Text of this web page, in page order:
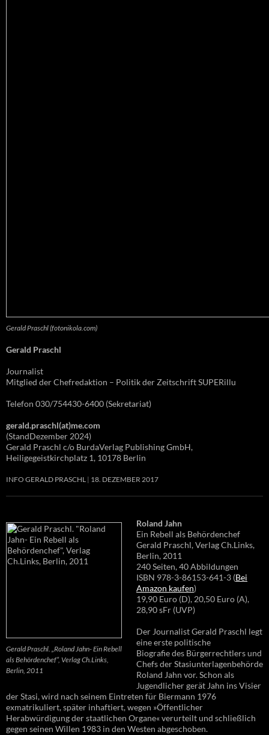
Gerald Praschl (fotonikola.com)
Gerald Praschl
Journalist
Mitglied der Chefredaktion – Politik der Zeitschrift SUPERillu
Telefon 030/754430-6400 (Sekretariat)
gerald.praschl(at)me.com
(StandDezember 2024)
Gerald Praschl c/o BurdaVerlag Publishing GmbH,
Heiligegeistkirchplatz 1, 10178 Berlin
INFO GERALD PRASCHL 18. DEZEMBER 2017
Gerald Praschl. „Roland Jahn- Ein Rebell
als Behördenchef“, Verlag Ch.Links,
Berlin, 2011
Roland Jahn
Ein Rebell als Behördenchef
Gerald Praschl, Verlag Ch.Links,
Berlin, 2011
240 Seiten, 40 Abbildungen
ISBN 978-3-86153-641-3 (Bei
Amazon kaufen)
19,90 Euro (D), 20,50 Euro (A),
28,90 sFr (UVP)
Der Journalist Gerald Praschl legt
eine erste politische
Biografie des Bürgerrechtlers und
Chefs der Stasiunterlagenbehörde
Roland Jahn vor. Schon als
Jugendlicher gerät Jahn ins Visier
der Stasi, wird nach seinem Eintreten für Biermann 1976
exmatrikuliert, später inhaftiert, wegen »Öffentlicher
Herabwürdigung der staatlichen Organe« verurteilt und schließlich
gegen seinen Willen 1983 in den Westen abgeschoben.